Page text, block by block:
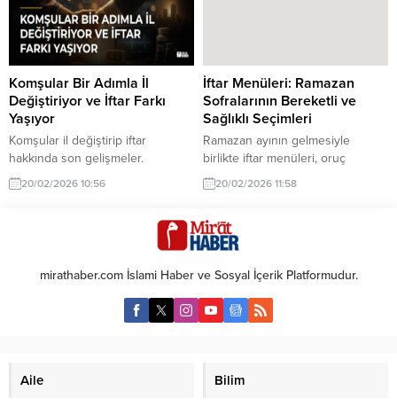
Feyzan, son dönemde
Türkiye’nin en çok tartıştığı
konulardan biri olan “nesiller arası
ekonomi algısı” farkını yapay
zekaya sordu. Feyzan’ın yapay
zeka...
alınabilecek doğal önlemleri
anlattı. Bunların başında ‘4 S
formülü...
Komşular Bir Adımla İl
Değiştiriyor ve İftar Farkı
Yaşıyor
Komşular il değiştirip iftar
hakkında son gelişmeler.
Komşular bir adımla il değiştiriyor
ve iftar farkı yaşıyor. İki il sınırında
20/02/2026 10:56
İftar Menüleri: Ramazan
Sofralarının Bereketli ve
Sağlıklı Seçimleri
Ramazan ayının gelmesiyle
birlikte iftar menüleri, oruç
tutanların en çok merak ettiği
konuların başında geliyor. Sağlıklı
hazırlamak, hem bedensel
zindelik hem de manevi huzur
için büyük önem taşıyor.
20/02/2026 11:58
mirathaber.com İslami Haber ve Sosyal İçerik Platformudur.
Aile Bilim